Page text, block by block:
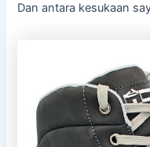
Dan antara kesukaan